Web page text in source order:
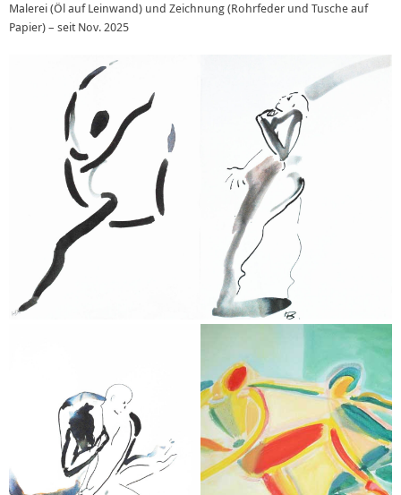
Malerei (Öl auf Leinwand) und Zeichnung (Rohrfeder und Tusche auf
Papier) – seit Nov. 2025